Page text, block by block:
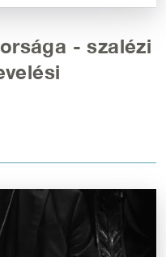
- szalézi